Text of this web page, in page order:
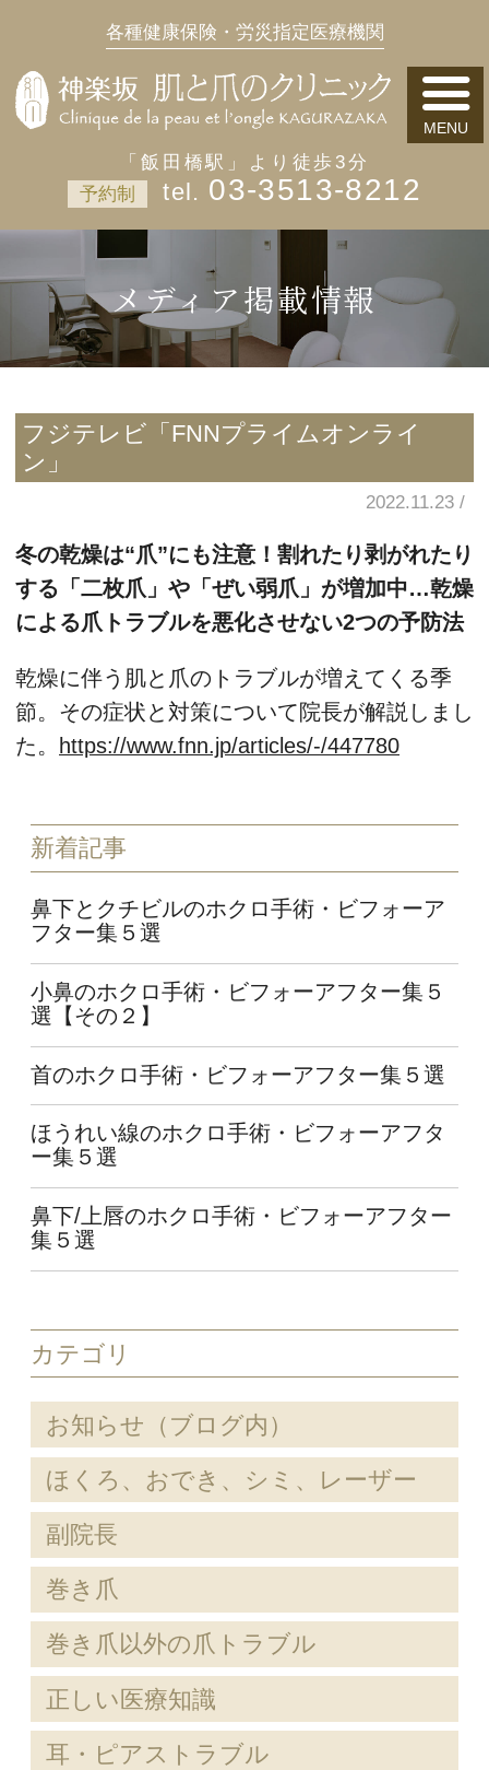
各種健康保険・労災指定医療機関
「飯田橋駅」より徒歩3分
予約制
03-3513-8212
メディア掲載情報
フジテレビ「FNNプライムオンライ
ン」
2022.11.23
冬の乾燥は“爪”にも注意！割れたり剥がれたり
する「二枚爪」や「ぜい弱爪」が増加中…乾燥
による爪トラブルを悪化させない2つの予防法
乾燥に伴う肌と爪のトラブルが増えてくる季
節。その症状と対策について院長が解説しまし
た。
https://www.fnn.jp/articles/-/447780
新着記事
鼻下とクチビルのホクロ手術・ビフォーア
フター集５選
小鼻のホクロ手術・ビフォーアフター集５
選【その２】
首のホクロ手術・ビフォーアフター集５選
ほうれい線のホクロ手術・ビフォーアフタ
ー集５選
鼻下/上唇のホクロ手術・ビフォーアフター
集５選
カテゴリ
お知らせ（ブログ内）
ほくろ、おでき、シミ、レーザー
副院長
巻き爪
巻き爪以外の爪トラブル
正しい医療知識
耳・ピアストラブル